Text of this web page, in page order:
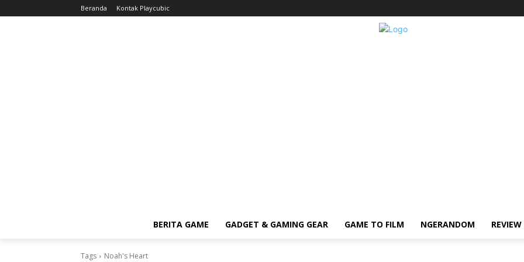
Beranda Kontak Playcubic
BERITA GAME GADGET & GAMING GEAR GAME TO FILM NGERANDOM REVIEW
Tags Noah's Heart